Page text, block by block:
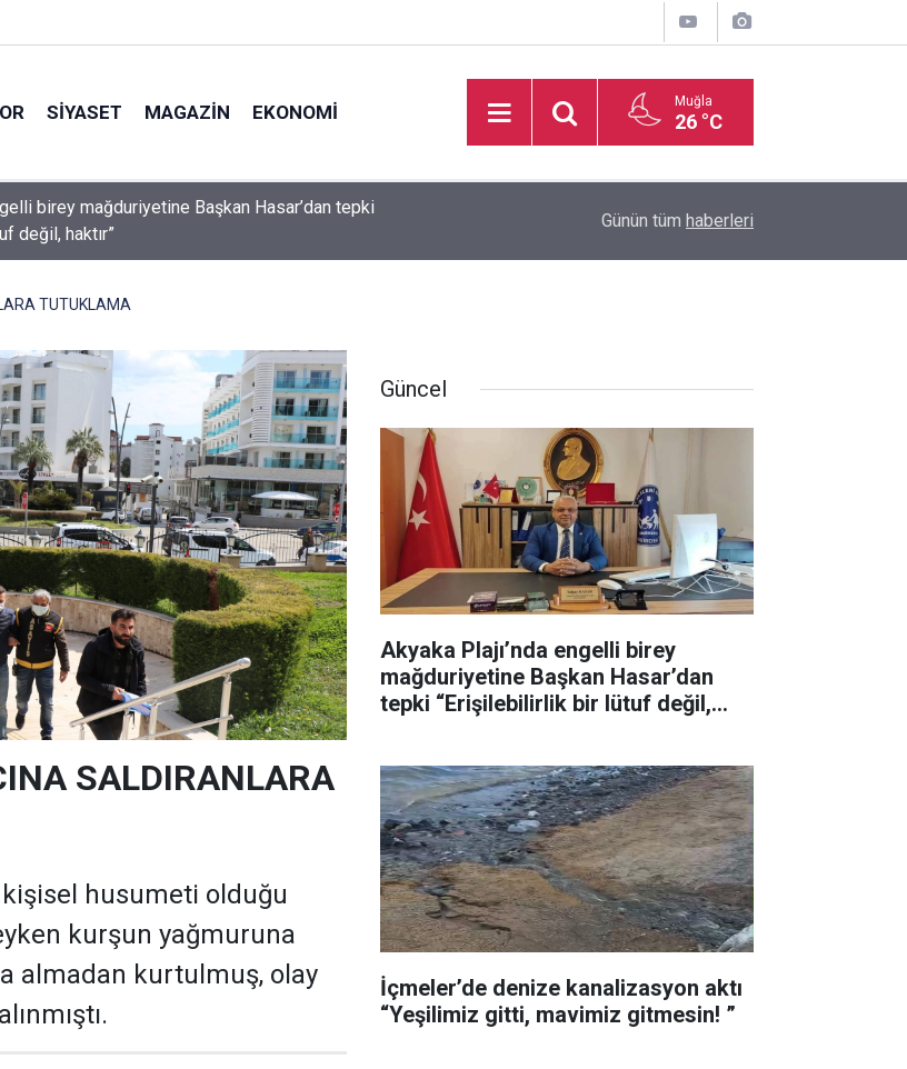
SIYASET MAGAZIN EKONOMI Muğla
26 °C
İçmeler’de denize kanalizasyon aktı “Yeşilimiz gitti, mavimiz gitmesin! ”
GÖRÜYOR
Günün tüm haberleri
TUTUKLAMA
SALDIRANLARA
husumeti olduğu
kurşun yağmuruna
almadan kurtulmuş, olay
Güncel
Akyaka Plajı’nda engelli birey
mağduriyetine Başkan Hasar’dan
tepki “Erişilebilirlik bir lütuf değil,
İçmeler’de denize kanalizasyon aktı
“Yeşilimiz gitti, mavimiz gitmesin! ”